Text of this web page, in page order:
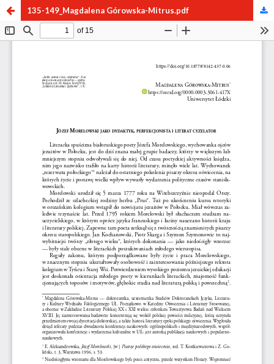
135-149_Magdalena Górowska-Mitrus.pdf